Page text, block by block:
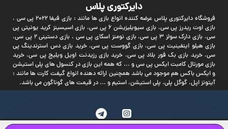
دایرکتوری پلاس
فروشگاه دایرکتوری پلاس عرضه کننده انواع بازی ها مانند : بازی فیفا 2022 پی سی ،
بازی اوت ریدرز پی سی، بازی سیویلیزیشن 6 پی سی، بازی اسیسینز کرید یونیتی پی
سی، بازی دارک سولز 3 پی سی، بازی نومنز اسکای پی سی ، بازی دستینی 2 پی سی،
بازی هیلو اینفینیت پی سی، بازی گووست پی سی، خرید بازی دس استرندینگ پی
سی، خرید بازی بک فور بلاد پی سی، خرید بازی رزیدنت اویل ویلیج پی سی، خرید
بازی مورتال کامبت ایکس پی سی و ... که همه این بازی در کنسول های پلی استیشن
و ایکس باکس هم موجود می باشد همچنین ارائه دهنده انواع گیفت کارت ها مانند :
آیتونز اپل، گوگل پلی، پلی استیشن، استیم و ... در قیمت های گوناگون می باشد.